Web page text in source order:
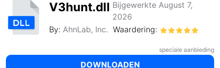
V3hunt.dll Bijgewerkte August 7,
2026
By: AhnLab, Inc. Waardering:
speciale aanbieding
DOWNLOADEN